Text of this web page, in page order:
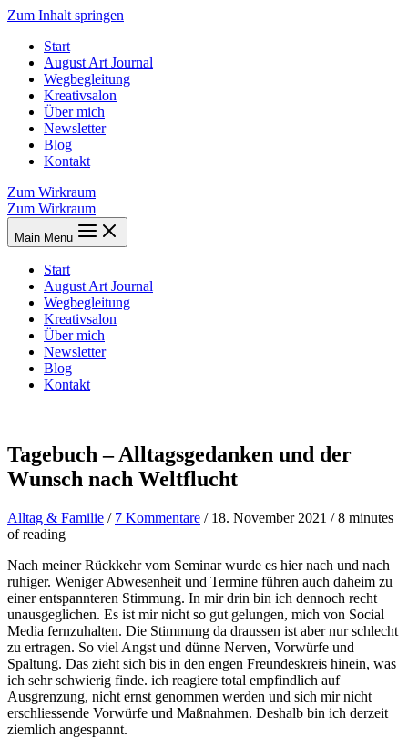
Zum Inhalt springen
Start
August Art Journal
Wegbegleitung
Kreativsalon
Über mich
Newsletter
Blog
Kontakt
Zum Wirkraum
Zum Wirkraum
Main Menu
Start
August Art Journal
Wegbegleitung
Kreativsalon
Über mich
Newsletter
Blog
Kontakt
Tagebuch – Alltagsgedanken und der
Wunsch nach Weltflucht
Alltag & Familie / 7 Kommentare / 18. November 2021 /8 minutes
of reading
Nach meiner Rückkehr vom Seminar wurde es hier nach und nach
ruhiger. Weniger Abwesenheit und Termine führen auch daheim zu
einer entspannteren Stimmung. In mir drin bin ich dennoch recht
unausgeglichen. Es ist mir nicht so gut gelungen, mich von Social
Media fernzuhalten. Die Stimmung da draussen ist aber nur schlecht
zu ertragen. So viel Angst und dünne Nerven, Vorwürfe und
Spaltung. Das zieht sich bis in den engen Freundeskreis hinein, was
ich sehr schwierig finde. ich reagiere total empfindlich auf
Ausgrenzung, nicht ernst genommen werden und sich mir nicht
erschliessende Vorwürfe und Maßnahmen. Deshalb bin ich derzeit
ziemlich angespannt.